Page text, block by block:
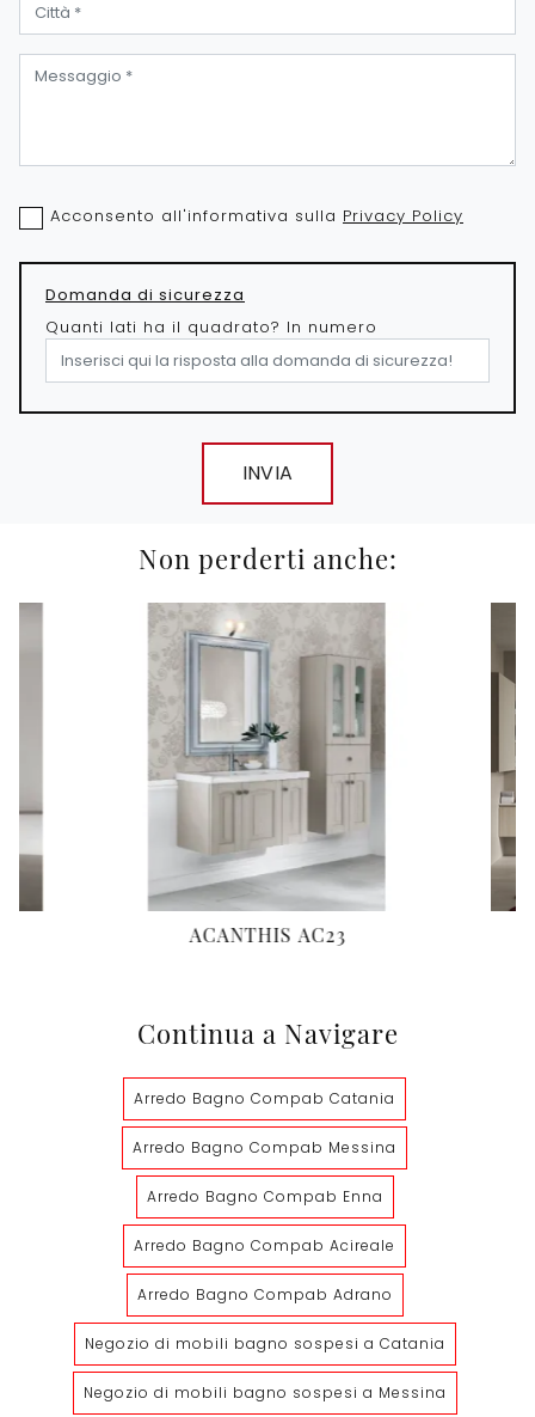
Acconsento all'informativa sulla Privacy Policy
Domanda di sicurezza
Quanti lati ha il quadrato? In numero
INVIA
Non perderti anche:
ACANTHIS AC23
Continua a Navigare
Arredo Bagno Compab Catania
Arredo Bagno Compab Messina
Arredo Bagno Compab Enna
Arredo Bagno Compab Acireale
Arredo Bagno Compab Adrano
Negozio di mobili bagno sospesi a Catania
Negozio di mobili bagno sospesi a Messina